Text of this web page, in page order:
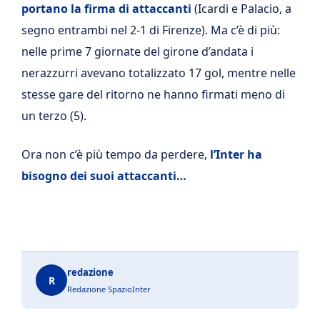
portano la firma di attaccanti (Icardi e Palacio, a
segno entrambi nel 2-1 di Firenze). Ma c’è di più:
nelle prime 7 giornate del girone d’andata i
nerazzurri avevano totalizzato 17 gol, mentre nelle
stesse gare del ritorno ne hanno firmati meno di
un terzo (5).
Ora non c’è più tempo da perdere, l’Inter ha
bisogno dei suoi attaccanti…
R
redazione
Redazione SpazioInter